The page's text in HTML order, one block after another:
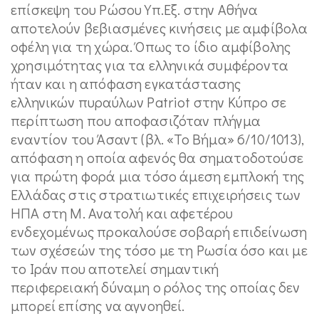
επίσκεψη του Ρώσου Υπ.Εξ. στην Αθήνα
αποτελούν βεβιασμένες κινήσεις με αμφίβολα
οφέλη για τη χώρα. Όπως το ίδιο αμφίβολης
χρησιμότητας για τα ελληνικά συμφέροντα
ήταν και η απόφαση εγκατάστασης
ελληνικών πυραύλων Patriot στην Κύπρο σε
περίπτωση που αποφασιζόταν πλήγμα
εναντίον του Άσαντ (βλ. «Το Βήμα» 6/10/1013),
απόφαση η οποία αφενός θα σηματοδοτούσε
για πρώτη φορά μια τόσο άμεση εμπλοκή της
Ελλάδας στις στρατιωτικές επιχειρήσεις των
ΗΠΑ στη Μ. Ανατολή και αφετέρου
ενδεχομένως προκαλούσε σοβαρή επιδείνωση
των σχέσεών της τόσο με τη Ρωσία όσο και με
το Ιράν που αποτελεί σημαντική
περιφερειακή δύναμη ο ρόλος της οποίας δεν
μπορεί επίσης να αγνοηθεί.